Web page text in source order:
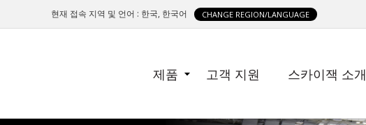
현재 접속 지역 및 언어 : 한국, 한국어 CHANGE REGION/LANGUAGE
SIDE
MENU
제품 고객 지원 스카이잭 소개